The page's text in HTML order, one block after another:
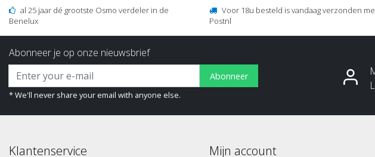
al 25 jaar dé grootste Osmo verdeler in de
Benelux
Voor 18u besteld is vandaag verzonden
Postnl
Abonneer je op onze nieuwsbrief
Abonneer
* We'll never share your email with anyone else.
Klantenservice Mijn account